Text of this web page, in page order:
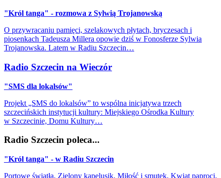
"Król tanga" - rozmowa z Sylwią Trojanowską
O przywracaniu pamięci, szelakowych płytach, bryczesach i
piosenkach Tadeusza Millera opowie dziś w Fonosferze Sylwia
Trojanowska. Latem w Radiu Szczecin…
Radio Szczecin na Wieczór
"SMS dla lokalsów"
Projekt „SMS do lokalsów” to wspólna inicjatywa trzech
szczecińskich instytucji kultury: Miejskiego Ośrodka Kultury
w Szczecinie, Domu Kultury…
Radio Szczecin poleca...
"Król tanga" - w Radiu Szczecin
Portowe światła, Zielony kapelusik, Miłość i smutek, Kwiat paproci,